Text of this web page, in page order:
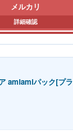
メルカリ
amiamiパック[プラ